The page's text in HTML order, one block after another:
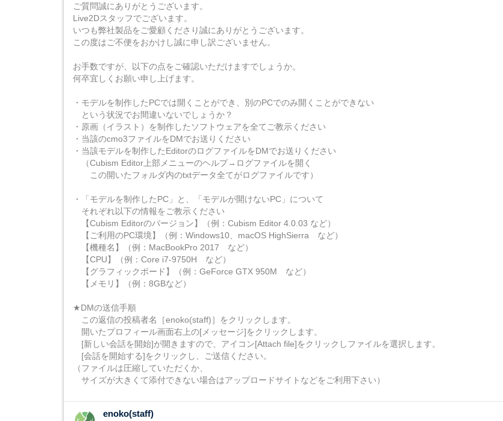
ご質問誠にありがとうございます。
Live2Dスタッフでございます。
いつも弊社製品をご愛顧くださり誠にありがとうございます。
この度はご不便をおかけし誠に申し訳ございません。
お手数ですが、以下の点をご確認いただけますでしょうか。
何卒宜しくお願い申し上げます。
・モデルを制作したPCでは開くことができ、別のPCでのみ開くことができない
という状況でお間違いないでしょうか？
・原画（イラスト）を制作したソフトウェアを全てご教示ください
・当該のcmo3ファイルをDMでお送りください
・当該モデルを制作したEditorのログファイルをDMでお送りください
（Cubism Editor上部メニューのヘルプ→ログファイルを開く
この開いたフォルダ内のtxtデータ全てがログファイルです）
・「モデルを制作したPC」と、「モデルが開けないPC」について
それぞれ以下の情報をご教示ください
【Cubism Editorのバージョン】（例：Cubism Editor 4.0.03 など）
【ご利用のPC環境】（例：Windows10、macOS HighSierra など）
【機種名】（例：MacBookPro 2017 など）
【CPU】（例：Core i7-9750H など）
【グラフィックボード】（例：GeForce GTX 950M など）
【メモリ】（例：8GBなど）
★DMの送信手順
この返信の投稿者名［enoko(staff)］をクリックします。
開いたプロフィール画面右上の[メッセージ]をクリックします。
[新しい会話を開始]が開きますので、アイコン[Attach file]をクリックしファイルを選択します。
[会話を開始する]をクリックし、ご送信ください。
（ファイルは圧縮していただくか、
サイズが大きくて添付できない場合はアップロードサイトなどをご利用下さい）
enoko(staff)